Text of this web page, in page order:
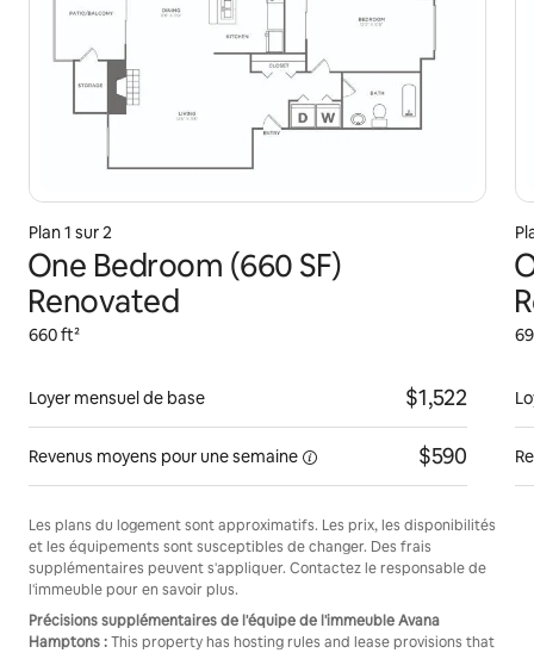
Plan 1 sur 2
One Bedroom (660 SF)
Renovated
660 ft²
Loyer mensuel de base $1,522
Revenus moyens pour unesemaine $590
Les plans du logement sont approximatifs. Les prix, les disponibilités
et les équipements sont susceptibles de changer. Des frais
supplémentaires peuvent s'appliquer. Contactez le responsable de
l'immeuble pour en savoir plus.
Précisions supplémentaires de l'équipe de l'immeuble Avana
Hamptons :This property has hosting rules and lease provisions that